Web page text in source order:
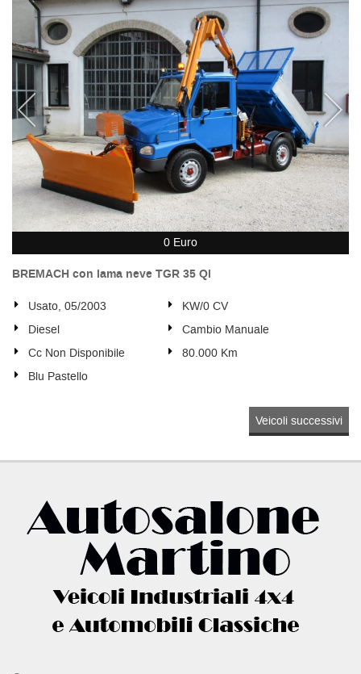
0 Euro
BREMACH con lama neve TGR 35 Ql
Usato, 05/2003
KW/0 CV
Diesel
Cambio Manuale
Cc Non Disponibile
80.000 Km
Blu Pastello
Veicoli successivi